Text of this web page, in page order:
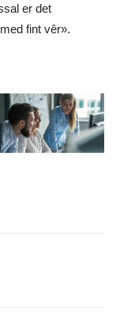
er det
fint vêr».